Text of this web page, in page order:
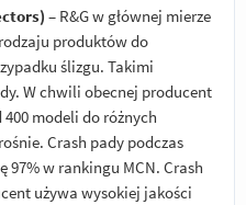
– R&G w głównej mierze
produktów do
ślizgu. Takimi
W chwili obecnej producent
modeli do różnych
Crash pady podczas
97% w rankingu MCN. Crash
używa wysokiej jakości